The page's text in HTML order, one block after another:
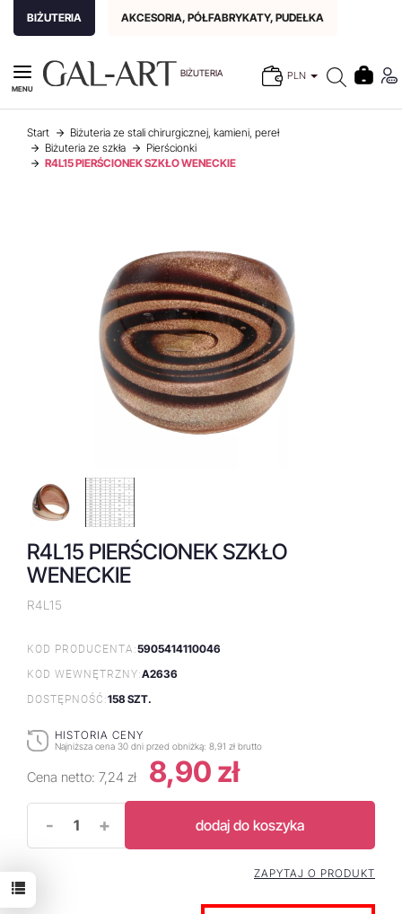
BIŻUTERIA AKCESORIA, PÓŁFABRYKATY, PUDEŁKA
BIŻUTERIA PLN
MENU
Start
Biżuteria ze stali chirurgicznej, kamieni, pereł
Biżuteria ze szkła
Pierścionki
R4L15 PIERŚCIONEK SZKŁO WENECKIE
R4L15 PIERŚCIONEK SZKŁO
WENECKIE
R4L15
KOD PRODUCENTA:5905414110046
KOD WEWNĘTRZNY:A2636
DOSTĘPNOŚĆ:158 SZT.
HISTORIA CENY
Najniższa cena 30 dni przed obniżką: 8,91 zł brutto
Cena netto: 7,24 zł 8,90 zł
- + dodaj do koszyka
ZAPYTAJ O PRODUKT